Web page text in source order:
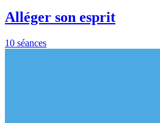
Alléger son esprit
10 séances